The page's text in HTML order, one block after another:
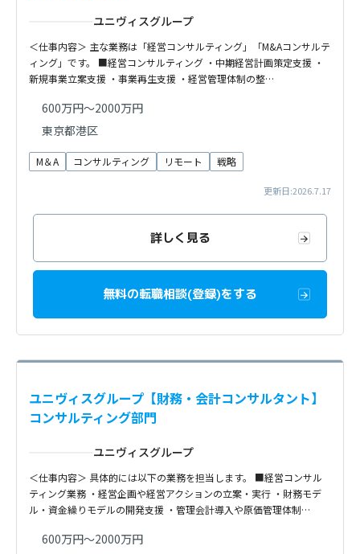
ユニヴィスグループ
＜仕事内容＞ 主な業務は「経営コンサルティング」「M&Aコンサルテ
ィング」です。 ■経営コンサルティング ・中期経営計画策定支援 ・
新規事業立案支援 ・事業再生支援 ・経営管理体制の整…
600万円～2000万円
東京都港区
M＆A コンサルティング リモート 戦略
更新日:2026.7.17
詳しく見る
無料の転職相談(登録)をする
ユニヴィスグループ【財務・会計コンサルタント】
コンサルティング部門
ユニヴィスグループ
＜仕事内容＞ 具体的には以下の業務を担当します。 ■経営コンサル
ティング業務 ・経営企画や経営アクションの立案・実行 ・財務モデ
ル・資金繰りモデルの開発支援 ・管理会計導入や原価管理体制…
600万円～2000万円